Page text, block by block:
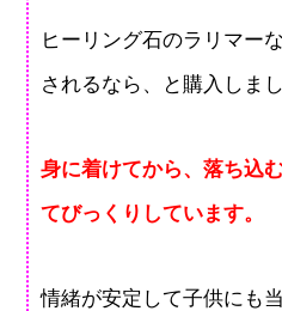
ヒーリング石のラリマー
されるなら、と購入しまし
身に着けてから、落ち込
てびっくりしています。
情緒が安定して子供にも